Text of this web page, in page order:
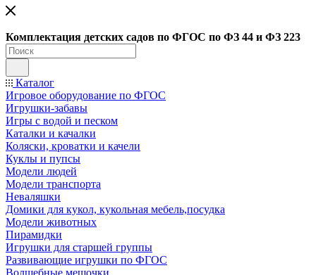
Комплектация детских садов по ФГОC по ФЗ 44 и ФЗ 223
Каталог
Игровое оборудование по ФГОС
Игрушки-забавы
Игры с водой и песком
Каталки и качалки
Коляски, кроватки и качели
Куклы и пупсы
Модели людей
Модели транспорта
Неваляшки
Домики для кукол, кукольная мебель,посудка
Модели животных
Пирамидки
Игрушки для старшей группы
Развивающие игрушки по ФГОС
Волшебные мешочки